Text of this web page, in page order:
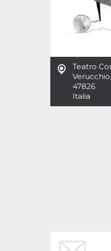
Teatro
Verucchio,
47826
Italia